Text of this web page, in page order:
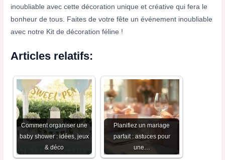
inoubliable avec cette décoration unique et créative qui fera le
bonheur de tous. Faites de votre fête un événement inoubliable
avec notre Kit de décoration féline !
Articles relatifs:
Comment organiser une
baby shower : idées, jeux
& déco
Planifiez un mariage
parfait : astuces pour
une…